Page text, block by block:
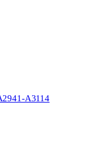
A3114